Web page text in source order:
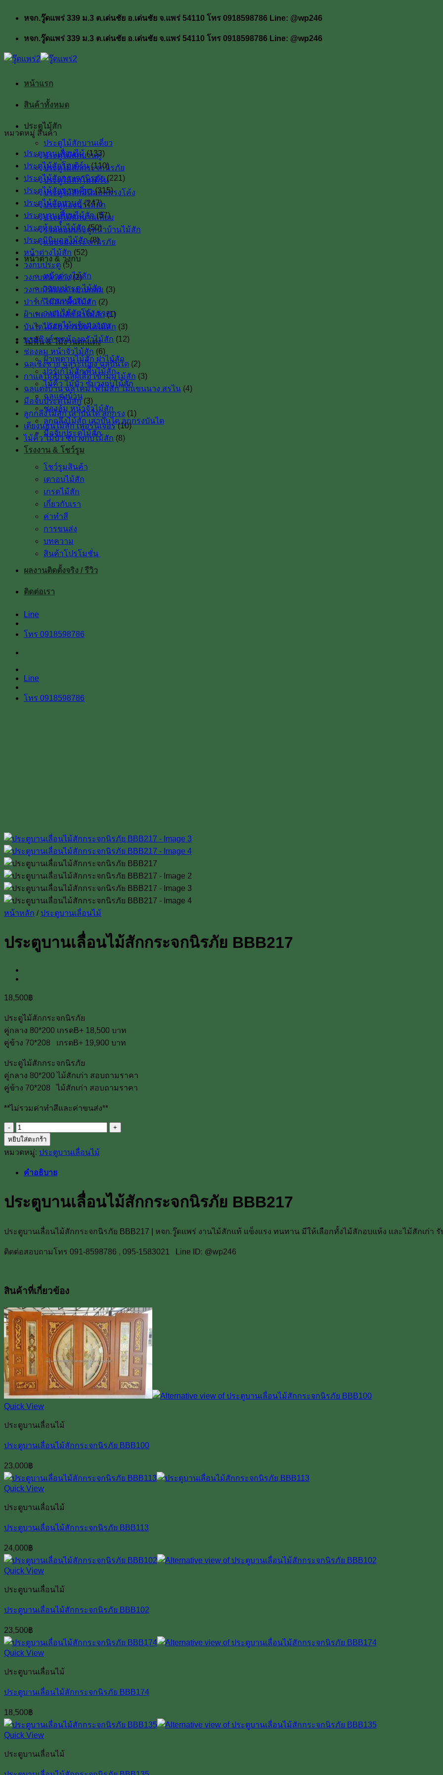
หจก.วู๊ดแพร่ 339 ม.3 ต.เด่นชัย อ.เด่นชัย จ.แพร่ 54110 โทร 0918598786 Line: @wp246
หจก.วู๊ดแพร่ 339 ม.3 ต.เด่นชัย อ.เด่นชัย จ.แพร่ 54110 โทร 0918598786 Line: @wp246
หน้าแรก
สินค้าทั้งหมด
ประตูไม้สัก
ประตูไม้สักบานเดี่ยว
ประตูไม้สักบานคู่
ประตูไม้สักกระจกนิรภัย
ประตูไม้สักโมเดิร์น
ประตูไม้สักมินิมอลทรงโค้ง
ประตูห้องน้ำไม้สัก
ประตูไม้สักบานเฟี้ยม
รวมแบบประตูหน้าบ้านไม้สัก
แบบของกระจกนิรภัย
หน้าต่าง & วงกบ
หน้าต่างไม้สัก
วงกบประตู ไม้สัก
วงกบหน้าต่าง
วงกบไม้สักโค้ง ราคา
ประตูไม้พร้อมวงกบ
ไม้พื้น & ไม้งานตกแต่ง
ฝ้าเพดานไม้สัก ฝาไม้สัก
ปาร์เก้ไม้สัก พื้นไม้สัก
ไม้คิ้ว ไม้บัว ซับวงกบไม้สัก
ฉลุแต่งบ้าน
ช่องลม หน้าจั่วไม้สัก
ลูกกลึงไม้สัก เสาบันได ลูกกรงบันได
มือจับประตูไม้สัก
โรงงาน & โชว์รูม
โชว์รูมสินค้า
เตาอบไม้สัก
เกรดไม้สัก
เกี่ยวกับเรา
ค่าทำสี
การขนส่ง
บทความ
สินค้าโปรโมชั่น
ผลงานติดตั้งจริง / รีวิว
ติดต่อเรา
Line
โทร 0918598786
Line
โทร 0918598786
หมวดหมู่ สินค้า
ประตูบานเลื่อนไม้ (133)
ประตูไม้สักโมเดิร์น (110)
ประตูไม้สักกระจกนิรภัย (221)
ประตูไม้สักบานเดี่ยว (315)
ประตูไม้สักบานคู่ (247)
ประตูบานเฟี้ยมไม้สัก (57)
ประตูห้องน้ำไม้สัก (50)
ประตูมินิมอลไม้สัก (8)
หน้าต่างไม้สัก (52)
วงกบประตู (5)
วงกบหน้าต่าง (2)
วงกบมินิมอล วงกบกลม (3)
ปาร์เก้ไม้สัก พื้นไม้สัก (2)
ฝ้าเพดานไม้สัก ฝาไม้สัก (1)
บันไดไม้สัก ราวบันไดไม้สัก (3)
บานซิงค์ ชุดห้องครัวไม้สัก (12)
ช่องลม หน้าจั่วไม้สัก (6)
ฉลุเชิงชาย ฉลุระเบียง ฉลุบันได (2)
กาแลไม้สัก ฉลุผีเสื้อ เข้ามุมไม้สัก (3)
ฉลุแต่งบ้าน ฉลุโคมไฟไม้สัก ไม้เเขนนาง สรไน (4)
มือจับประตูไม้สัก (3)
ลูกกลึงไม้สัก เสาบันใด ลูกกรง (1)
เตียงนอนไม้สัก เฟอร์นิเจอร์ (10)
ไม้คิ้ว ไม้บัว ซับวงกบไม้สัก (8)
หน้าหลัก / ประตูบานเลื่อนไม้
ประตูบานเลื่อนไม้สักกระจกนิรภัย BBB217
18,500฿
ประตูไม้สักกระจกนิรภัย
คู่กลาง 80*200 เกรดB+ 18,500 บาท
คู่ข้าง 70*208 เกรดB+ 19,900 บาท
ประตูไม้สักกระจกนิรภัย
คู่กลาง 80*200 ไม้สักเก่า สอบถามราคา
คู่ข้าง 70*208 ไม้สักเก่า สอบถามราคา
**ไม่รวมค่าทำสีและค่าขนส่ง**
จำนวน
ประตู
บาน
ไม้
กระจก
BBB217
ชิ้น
หยิบใส่ตะกร้า
หมวดหมู่: ประตูบานเลื่อนไม้
คำอธิบาย
ประตูบานเลื่อนไม้สักกระจกนิรภัย BBB217
ประตูบานเลื่อนไม้สักกระจกนิรภัย BBB217 | หจก.วู๊ดแพร่ งานไม้สักแท้ แข็งแรง ทนทาน มีให้เลือกทั้งไม้สักอบแห้ง เเละไม้สักเก่า
ติดต่อสอบถามโทร 091-8598786 , 095-1583021 Line ID: @wp246
สินค้าที่เกี่ยวข้อง
Quick View
ประตูบานเลื่อนไม้
ประตูบานเลื่อนไม้สักกระจกนิรภัย BBB100
23,000฿
Quick View
ประตูบานเลื่อนไม้
ประตูบานเลื่อนไม้สักกระจกนิรภัย BBB113
24,000฿
Quick View
ประตูบานเลื่อนไม้
ประตูบานเลื่อนไม้สักกระจกนิรภัย BBB102
23,500฿
Quick View
ประตูบานเลื่อนไม้
ประตูบานเลื่อนไม้สักกระจกนิรภัย BBB174
18,500฿
Quick View
ประตูบานเลื่อนไม้